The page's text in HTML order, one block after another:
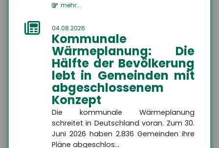
mehr...
04.08.2026
Kommunale
Wärmeplanung: Die
Hälfte der Bevölkerung
lebt in Gemeinden mit
abgeschlossenem
Konzept
Die kommunale Wärmeplanung
schreitet in Deutschland voran. Zum 30.
Juni 2026 haben 2.836 Gemeinden ihre
Pläne abgeschlos...
+49 3671 6743-0
+49 3671 6743-22
info@hsh24.de